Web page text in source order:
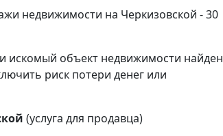
недвижимости на Черкизовской - 30
искомый объект недвижимости найден
риск потери денег или
(услуга для продавца)